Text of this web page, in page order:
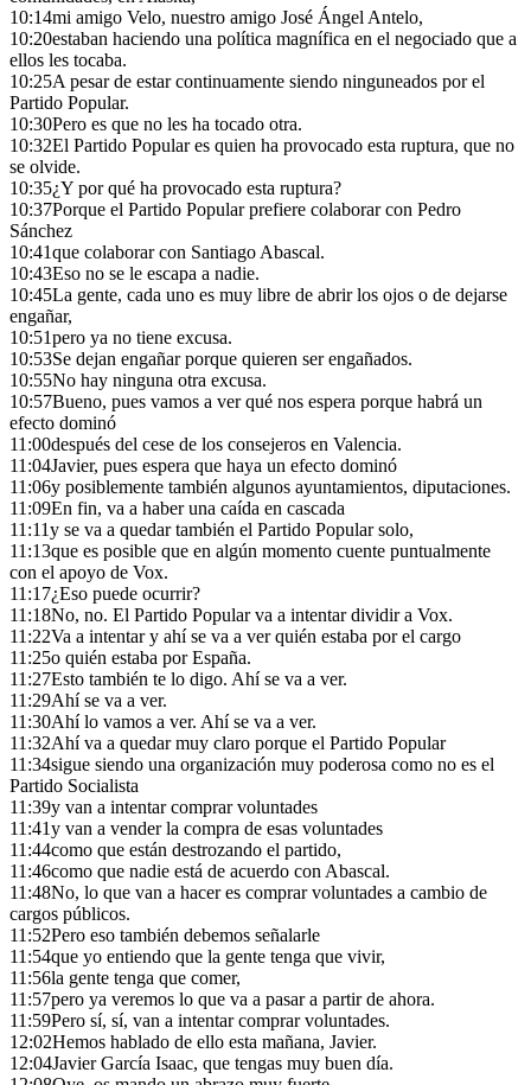
10:14mi amigo Velo, nuestro amigo José Ángel Antelo,
10:20estaban haciendo una política magnífica en el negociado que a
ellos les tocaba.
10:25A pesar de estar continuamente siendo ninguneados por el
Partido Popular.
10:30Pero es que no les ha tocado otra.
10:32El Partido Popular es quien ha provocado esta ruptura, que no
se olvide.
10:35¿Y por qué ha provocado esta ruptura?
10:37Porque el Partido Popular prefiere colaborar con Pedro
Sánchez
10:41que colaborar con Santiago Abascal.
10:43Eso no se le escapa a nadie.
10:45La gente, cada uno es muy libre de abrir los ojos o de dejarse
engañar,
10:51pero ya no tiene excusa.
10:53Se dejan engañar porque quieren ser engañados.
10:55No hay ninguna otra excusa.
10:57Bueno, pues vamos a ver qué nos espera porque habrá un
efecto dominó
11:00después del cese de los consejeros en Valencia.
11:04Javier, pues espera que haya un efecto dominó
11:06y posiblemente también algunos ayuntamientos, diputaciones.
11:09En fin, va a haber una caída en cascada
11:11y se va a quedar también el Partido Popular solo,
11:13que es posible que en algún momento cuente puntualmente
con el apoyo de Vox.
11:17¿Eso puede ocurrir?
11:18No, no. El Partido Popular va a intentar dividir a Vox.
11:22Va a intentar y ahí se va a ver quién estaba por el cargo
11:25o quién estaba por España.
11:27Esto también te lo digo. Ahí se va a ver.
11:29Ahí se va a ver.
11:30Ahí lo vamos a ver. Ahí se va a ver.
11:32Ahí va a quedar muy claro porque el Partido Popular
11:34sigue siendo una organización muy poderosa como no es el
Partido Socialista
11:39y van a intentar comprar voluntades
11:41y van a vender la compra de esas voluntades
11:44como que están destrozando el partido,
11:46como que nadie está de acuerdo con Abascal.
11:48No, lo que van a hacer es comprar voluntades a cambio de
cargos públicos.
11:52Pero eso también debemos señalarle
11:54que yo entiendo que la gente tenga que vivir,
11:56la gente tenga que comer,
11:57pero ya veremos lo que va a pasar a partir de ahora.
11:59Pero sí, sí, van a intentar comprar voluntades.
12:02Hemos hablado de ello esta mañana, Javier.
12:04Javier García Isaac, que tengas muy buen día.